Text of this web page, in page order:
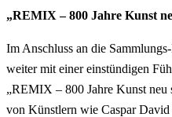
„REMIX – 800 Jahre Kunst
Im Anschluss an die
weiter mit einer einstündigen
„REMIX – 800 Jahre Kunst neu
von Künstlern wie Caspar